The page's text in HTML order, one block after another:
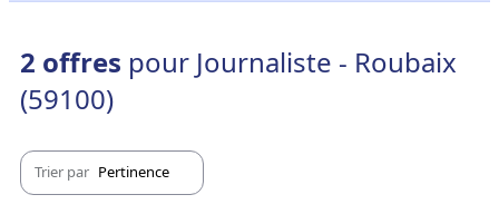
2 offres pour Journaliste - Roubaix
(59100)
Trier par Pertinence